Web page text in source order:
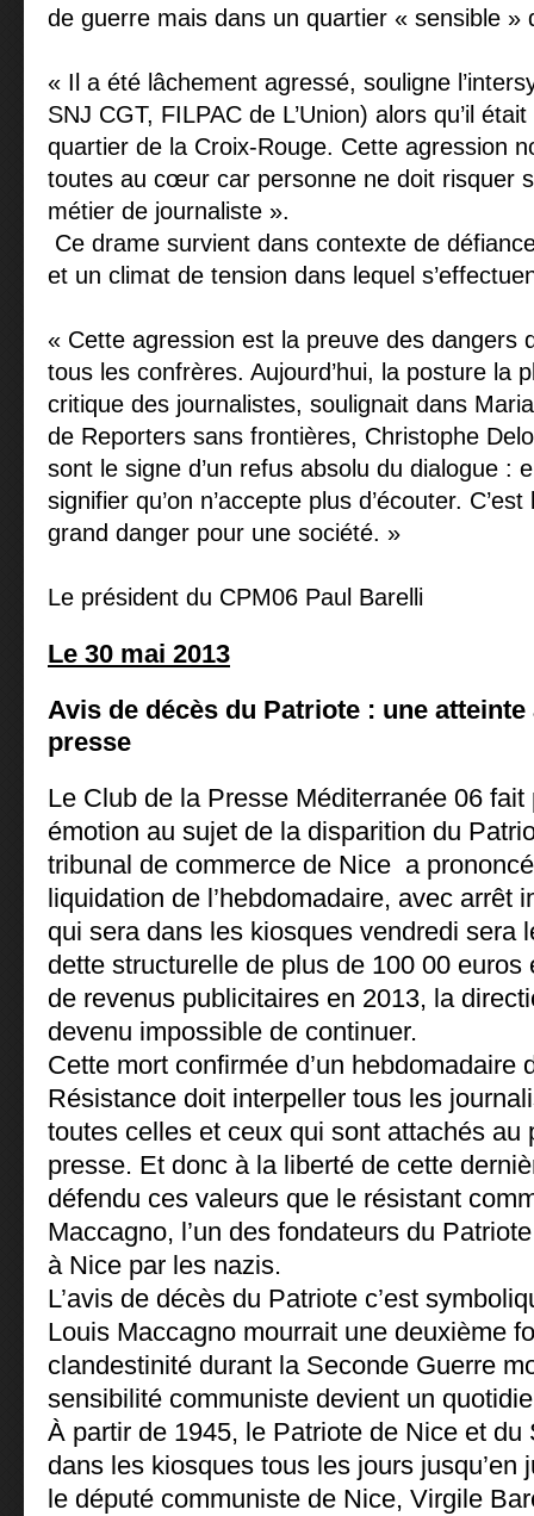
de guerre mais dans un quartier « sensible »
« Il a été lâchement agressé, souligne
SNJ CGT, FILPAC de L’Union) alors qu’il
quartier de la Croix-Rouge. Cette agression
toutes au cœur car personne ne doit risquer
métier de journaliste ».
Ce drame survient dans contexte de
et un climat de tension dans lequel
« Cette agression est la preuve des dangers
tous les confrères. Aujourd’hui, la posture la
critique des journalistes, soulignait dans
de Reporters sans frontières, Christophe
sont le signe d’un refus absolu du dialogue :
signifier qu’on n’accepte plus d’écouter.
grand danger pour une société. »
Le président du CPM06 Paul Barelli
Le 30 mai 2013
Avis de décès du Patriote : une
presse
Le Club de la Presse Méditerranée 06 fait
émotion au sujet de la disparition du
tribunal de commerce de Nice a
liquidation de l’hebdomadaire, avec arrêt
qui sera dans les kiosques vendredi sera
dette structurelle de plus de 100 00
de revenus publicitaires en 2013, la
devenu impossible de continuer.
Cette mort confirmée d’un hebdomadaire
Résistance doit interpeller tous les
toutes celles et ceux qui sont attachés au
presse. Et donc à la liberté de cette
défendu ces valeurs que le résistant
Maccagno, l’un des fondateurs du
à Nice par les nazis.
L’avis de décès du Patriote c’est
Louis Maccagno mourrait une deuxième
clandestinité durant la Seconde Guerre
sensibilité communiste devient un
À partir de 1945, le Patriote de Nice et du
dans les kiosques tous les jours jusqu’en
le député communiste de Nice, Virgile